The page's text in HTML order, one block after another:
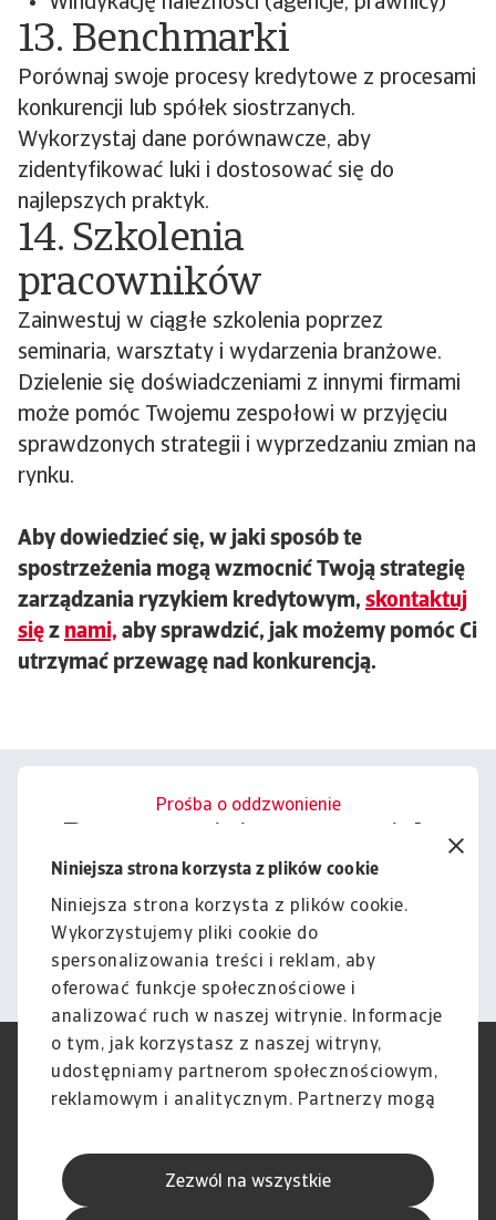
Niniejsza strona korzysta z plików cookie
Niniejsza strona korzysta z plików cookie.
Wykorzystujemy pliki cookie do
spersonalizowania treści i reklam, aby
oferować funkcje społecznościowe i
analizować ruch w naszej witrynie. Informacje
o tym, jak korzystasz z naszej witryny,
udostępniamy partnerom społecznościowym,
reklamowym i analitycznym. Partnerzy mogą
otrzymanymi od Ciebie lub uzyskanymi
podczas korzystania z ich usług.
Zezwól na wszystkie
13. Benchmarki
Porównaj swoje procesy kredytowe z procesami
konkurencji lub spółek siostrzanych.
Wykorzystaj dane porównawcze, aby
zidentyfikować luki i dostosować się do
najlepszych praktyk.
14. Szkolenia
pracowników
Zainwestuj w ciągłe szkolenia poprzez
seminaria, warsztaty i wydarzenia branżowe.
Dzielenie się doświadczeniami z innymi firmami
może pomóc Twojemu zespołowi w przyjęciu
sprawdzonych strategii i wyprzedzaniu zmian na
rynku.
Aby dowiedzieć się, w jaki sposób te
spostrzeżenia mogą wzmocnić Twoją strategię
zarządzania ryzykiem kredytowym, skontaktuj
się z nami, aby sprawdzić, jak możemy pomóc Ci
utrzymać przewagę nad konkurencją.
Prośba o oddzwonienie
możemy wesprzeć Cię w
zarządzaniu ryzykiem.
Kontakt
RODO
Polityka Prywatności
Informacje o plikach cookie
Polityka Speak Up
Skargi i reklamacje (Regulamin
obowiązujący od dnia 13 lutego
Skargi i reklamacje (Regulamin
obowiązujący do dnia 12 lutego